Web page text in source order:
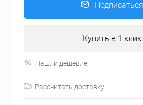
Подписаться
Купить в 1 клик
Нашли дешевле
Рассчитать доставку